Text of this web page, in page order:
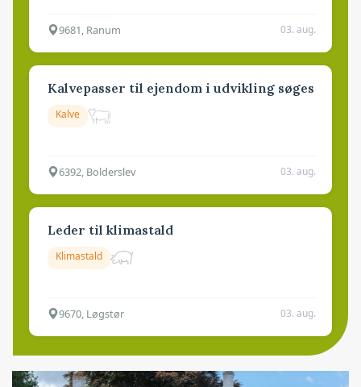
9681, Ranum 03. aug.
Kalvepasser til ejendom i udvikling søges
Kalve
6392, Bolderslev 03. aug.
Leder til klimastald
Klimastald
9670, Løgstør 03. aug.